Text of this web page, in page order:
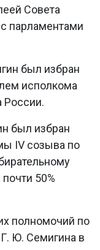
Совета
парламентами
был избран
исполкома
России.
был избран
IV созыва по
50%
полномочий по
Ю. Семигина в